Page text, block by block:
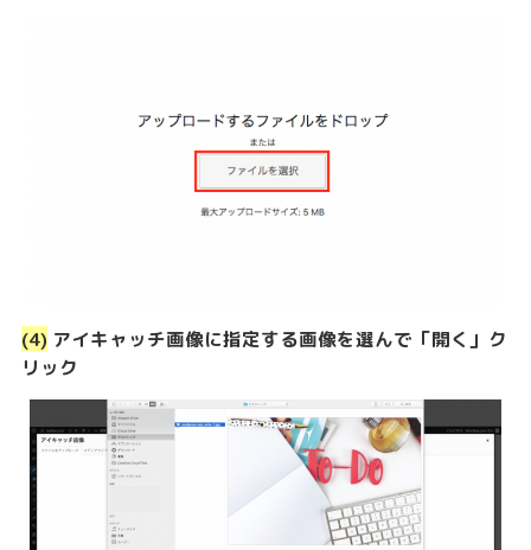
(4) アイキャッチ画像に指定する画像を選んで「開く」ク
リック